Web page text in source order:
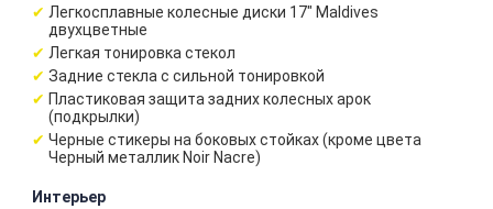
Легкосплавные колесные диски 17" Maldives
двухцветные
Легкая тонировка стекол
Задние стекла с сильной тонировкой
Пластиковая защита задних колесных арок
(подкрылки)
Черные стикеры на боковых стойках (кроме цвета
Черный металлик Noir Nacre)
Интерьер